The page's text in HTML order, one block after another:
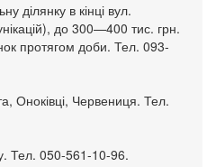
ділянку в кінці вул.
до 300—400 тис. грн.
протягом доби. Тел. 093-
Оноківці, Червениця. Тел.
Тел. 050-561-10-96.